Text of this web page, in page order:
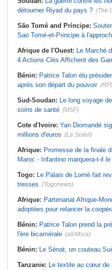
détourner Riyad du pays ? (The
São Tomé and Príncipe:
Sao Tomé-et-Principe à
Afrique de l'Ouest: Le Marché
4 Actions Clés Affichent des
Bénin: Patrice Talon élu
après son départ du pouvoir
Sud-Soudan: Le long voyage
soins de santé (MSF)
Cote d'Ivoire: Yan Diomandé
millions d'euros (Le Soleil)
Afrique: Promesse de la finale
Maroc - Infantino marquera-t-il
Togo: Le Palais de Lomé fait
tresses (Togonews)
Afrique: Partenariat Afrique-
adoptées pour relancer la
Bénin: Patrice Talon prend la
l'ère bicamérale (allAfrica)
Bénin: Le Sénat, un couteau
Tanzanie: Le textile au cœur de